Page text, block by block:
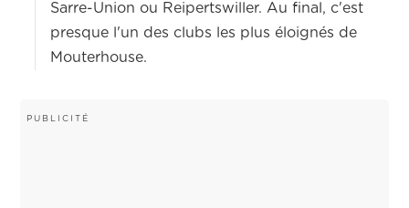
Sarre-Union ou Reipertswiller. Au final, c'est
presque l'un des clubs les plus éloignés de
Mouterhouse.